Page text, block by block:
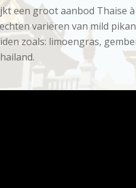
een groot aanbod Thaise
variëren van mild
zoals: limoengras,